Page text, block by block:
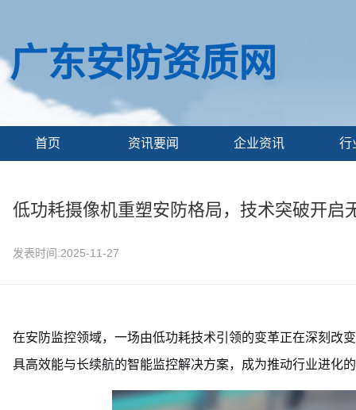
广东安防资质网
首页 资讯要闻 企业资讯 行
低功耗摄像机重塑安防格局，技术突破开启
发表时间:2025-11-27
在安防监控领域，一场由低功耗技术引领的变革正在深刻改
具高效能与长续航的智能监控解决方案，成为推动行业进化